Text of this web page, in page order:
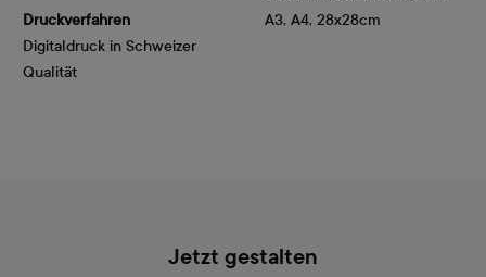
Druckverfahren
Digitaldruck in Schweizer
Qualität
A3, A4, 28x28cm
Jetzt gestalten